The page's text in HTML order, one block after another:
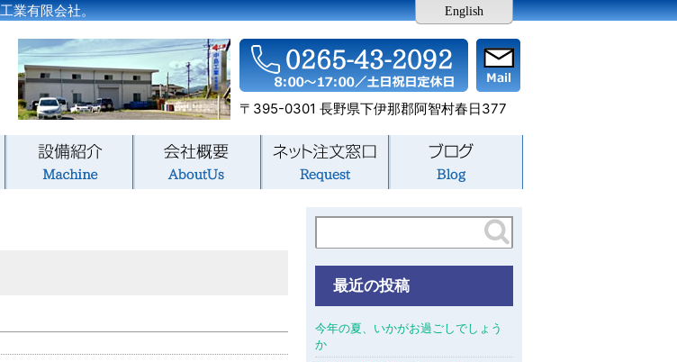
業有限会社。 English
〒395-0301 長野県下伊那郡阿智村春日377
最近の投稿
今年の夏、いかがお過ごしでしょう
か